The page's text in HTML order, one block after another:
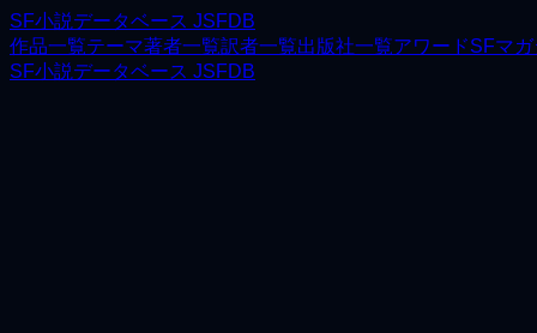
SF小説データベース JSFDB
作品一覧テーマ著者一覧訳者一覧出版社一覧アワードSFマガ
SF小説データベース JSFDB